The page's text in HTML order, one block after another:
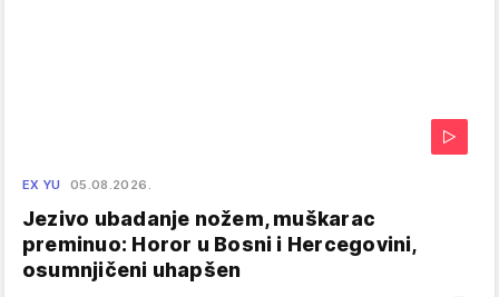
EX YU 05.08.2026.
Jezivo ubadanje nožem, muškarac
preminuo: Horor u Bosni i Hercegovini,
osumnjičeni uhapšen